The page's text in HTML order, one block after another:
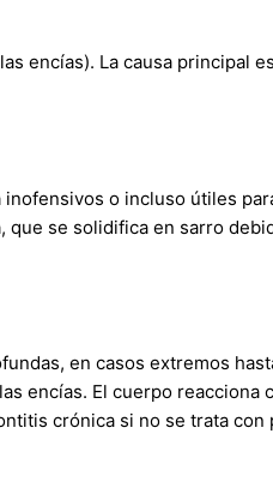
encías). La causa principal
o incluso útiles
se solidifica en sarro
en casos extremos
encías. El cuerpo reacciona
crónica si no se trata con